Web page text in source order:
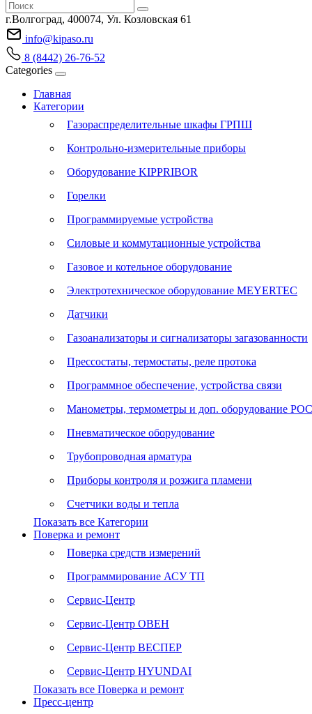
г.Волгоград, 400074, Ул. Козловская 61
info@kipaso.ru
8 (8442) 26-76-52
Categories
Главная
Категории
Газораспределительные шкафы ГРПШ
Контрольно-измерительные приборы
Оборудование KIPPRIBOR
Горелки
Программируемые устройства
Силовые и коммутационные устройства
Газовое и котельное оборудование
Электротехническое оборудование MEYERTEC
Датчики
Газоанализаторы и сигнализаторы загазованности
Прессостаты, термостаты, реле протока
Программное обеспечение, устройства связи
Манометры, термометры и доп. оборудование
Пневматическое оборудование
Трубопроводная арматура
Приборы контроля и розжига пламени
Счетчики воды и тепла
Показать все Категории
Поверка и ремонт
Поверка средств измерений
Программирование АСУ ТП
Сервис-Центр
Сервис-Центр ОВЕН
Сервис-Центр ВЕСПЕР
Сервис-Центр HYUNDAI
Показать все Поверка и ремонт
Пресс-центр